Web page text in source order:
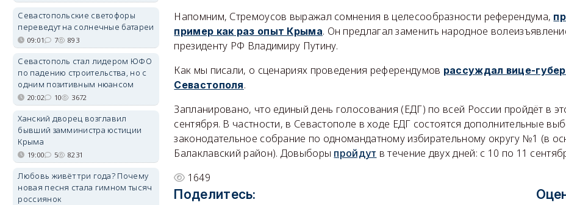
Напомним, Стремоусов выражал сомнения в целесообразности референдума,
пример как раз опыт Крыма. Он предлагал заменить народное
президенту РФ Владимиру Путину.
Как мы писали, о сценариях проведения референдумов рассуждал вице-
Севастополя.
Запланировано, что единый день голосования (ЕДГ) по всей России пройдёт в
сентября. В частности, в Севастополе в ходе ЕДГ состоятся дополнительные
законодательное собрание по одномандатному избирательному округу №1 (в
Балаклавский район). Довыборы пройдут в течение двух дней: с 10 по 11
1649
Поделитесь:
Севастопольские светофоры
переведут на солнечные батареи
09:01 7 893
Севастополь стал лидером ЮФО
по падению строительства, но с
одним позитивным нюансом
20:02 10 3672
Ханский дворец возглавил
бывший замминистра юстиции
Крыма
19:00 5 8231
Любовь живёт три года? Почему
новая песня стала гимном тысяч
россиянок